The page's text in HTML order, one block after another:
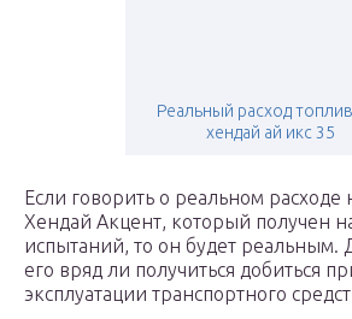
Реальный расход
хендай ай икс 35
Если говорить о реальном расходе
Хендай Акцент, который получен
испытаний, то он будет реальным.
его вряд ли получиться добиться
эксплуатации транспортного